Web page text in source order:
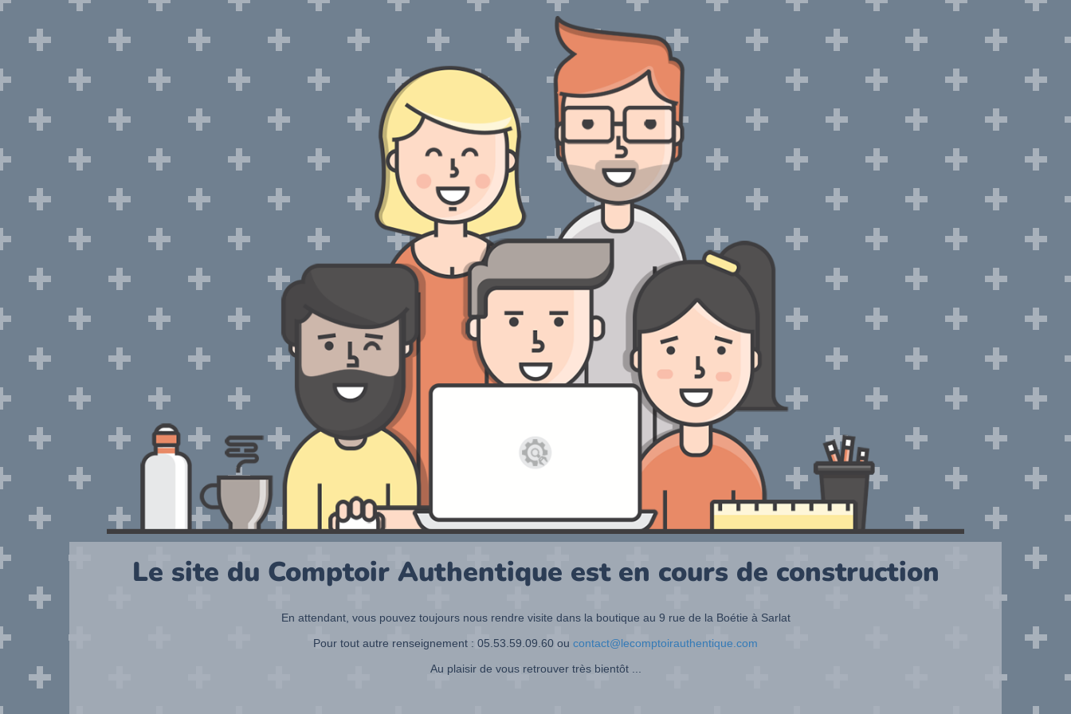
Le site du Comptoir Authentique est en cours de construction
En attendant, vous pouvez toujours nous rendre visite dans la boutique au 9 rue de la Boétie à Sarlat
Pour tout autre renseignement : 05.53.59.09.60 ou contact@lecomptoirauthentique.com
Au plaisir de vous retrouver très bientôt ...